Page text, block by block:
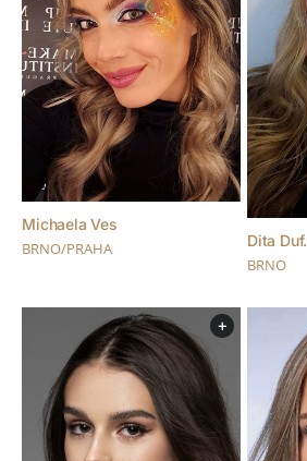
Michaela Ves
BRNO/PRAHA Dita Duf.
BRNO
+